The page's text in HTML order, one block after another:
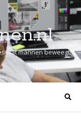
wat mannen beweegt!